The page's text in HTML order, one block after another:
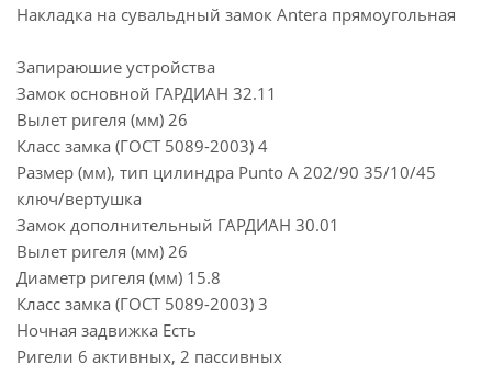
Накладка на сувальдный замок Antera прямоугольная
Запираюшие устройства
Замок основной ГАРДИАН 32.11
Вылет ригеля (мм) 26
Класс замка (ГОСТ 5089-2003) 4
Размер (мм), тип цилиндра Punto A 202/90 35/10/45
ключ/вертушка
Замок дополнительный ГАРДИАН 30.01
Вылет ригеля (мм) 26
Диаметр ригеля (мм) 15.8
Класс замка (ГОСТ 5089-2003) 3
Ночная задвижка Есть
Ригели 6 активных, 2 пассивных